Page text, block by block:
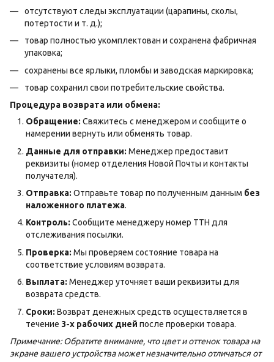
отсутствуют следы эксплуатации (царапины, сколы,
потертости и т. д.);
товар полностью укомплектован и сохранена фабричная
упаковка;
сохранены все ярлыки, пломбы и заводская маркировка;
товар сохранил свои потребительские свойства.
Процедура возврата или обмена:
Обращение: Свяжитесь с менеджером и сообщите о
намерении вернуть или обменять товар.
Данные для отправки: Менеджер предоставит
реквизиты (номер отделения Новой Почты и контакты
получателя).
Отправка: Отправьте товар по полученным данным без
наложенного платежа.
Контроль: Сообщите менеджеру номер ТТН для
отслеживания посылки.
Проверка: Мы проверяем состояние товара на
соответствие условиям возврата.
Выплата: Менеджер уточняет ваши реквизиты для
возврата средств.
Сроки: Возврат денежных средств осуществляется в
течение 3-х рабочих дней после проверки товара.
Примечание: Обратите внимание, что цвет и оттенок товара на
экране вашего устройства может незначительно отличаться от